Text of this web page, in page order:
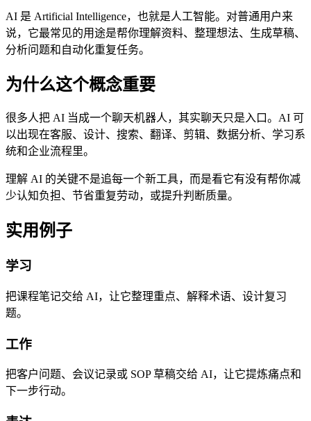
AI 是 Artificial Intelligence，也就是人工智能。对普通用户来
说，它最常见的用途是帮你理解资料、整理想法、生成草稿、
分析问题和自动化重复任务。
为什么这个概念重要
很多人把 AI 当成一个聊天机器人，其实聊天只是入口。AI 可
以出现在客服、设计、搜索、翻译、剪辑、数据分析、学习系
统和企业流程里。
理解 AI 的关键不是追每一个新工具，而是看它有没有帮你减
少认知负担、节省重复劳动，或提升判断质量。
实用例子
学习
把课程笔记交给 AI，让它整理重点、解释术语、设计复习
题。
工作
把客户问题、会议记录或 SOP 草稿交给 AI，让它提炼痛点和
下一步行动。